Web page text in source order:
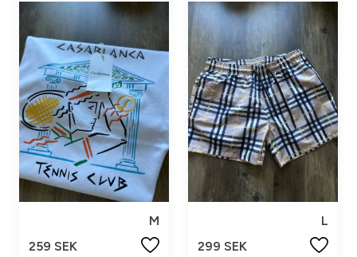
M
259 SEK
L
299 SEK